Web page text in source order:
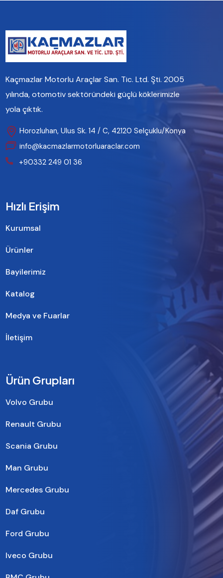
Kaçmazlar Motorlu Araçlar San. Tic. Ltd. Şti. 2005
yılında, otomotiv sektöründeki güçlü köklerimizle
yola çıktık.
Horozluhan, Ulus Sk. 14 / C, 42120 Selçuklu/Konya
info@kacmazlarmotorluaraclar.com
+90332 249 01 36
Hızlı Erişim
Kurumsal
Ürünler
Bayilerimiz
Katalog
Medya ve Fuarlar
İletişim
Ürün Grupları
Volvo Grubu
Renault Grubu
Scania Grubu
Man Grubu
Mercedes Grubu
Daf Grubu
Ford Grubu
Iveco Grubu